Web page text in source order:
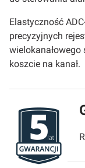
Elastyczność
precyzyjnych
koszcie na kanał.